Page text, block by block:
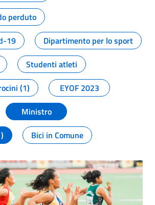
perduto
19
Dipartimento per lo sport
Studenti atleti
(1)
EYOF 2023
Ministro
Bici in Comune